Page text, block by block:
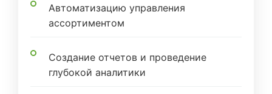
Автоматизацию управления
ассортиментом
Создание отчетов и проведение
глубокой аналитики